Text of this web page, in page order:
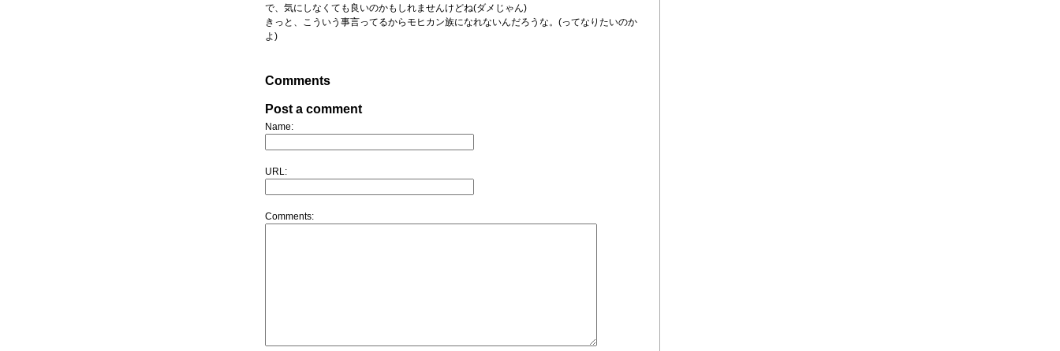
で、気にしなくても良いのかもしれませんけどね(ダメじゃん)
きっと、こういう事言ってるからモヒカン族になれないんだろうな。(ってなりたいのか
よ)
Comments
Post a comment
Name:
URL:
Comments: